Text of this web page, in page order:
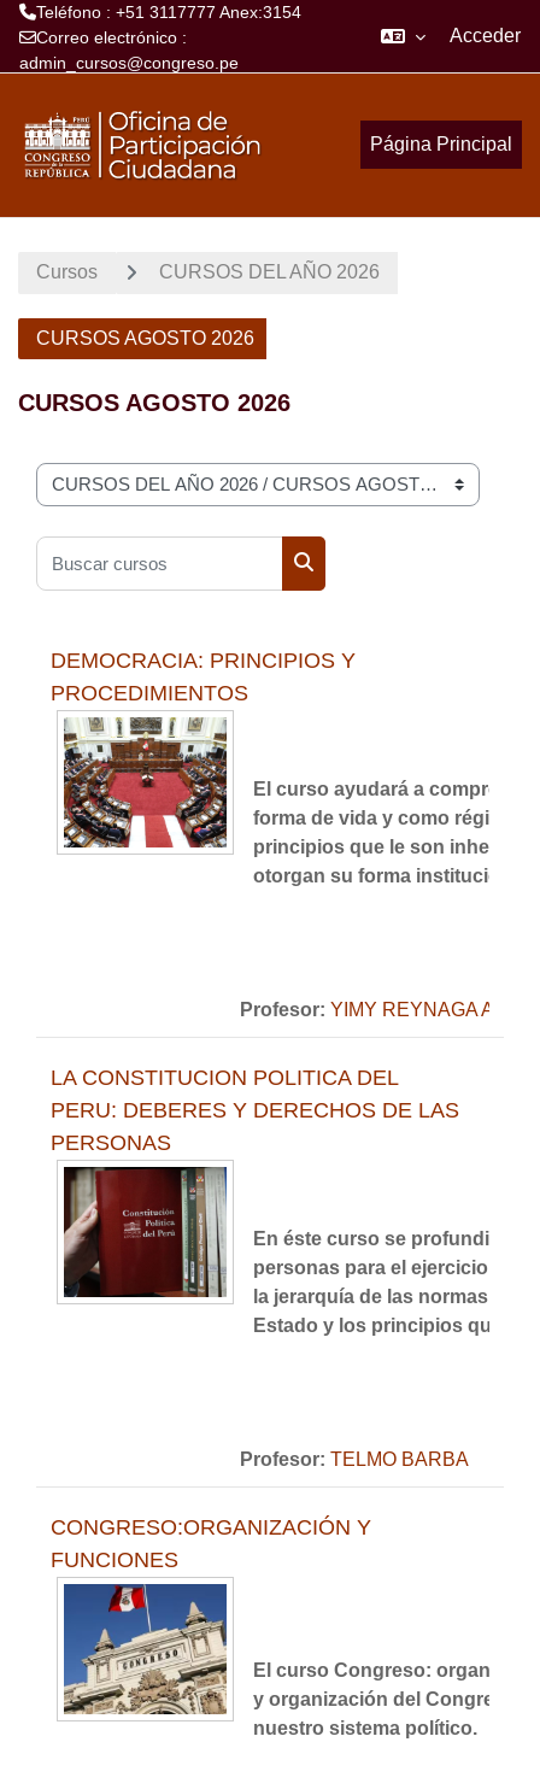
Teléfono : +51 3117777 Anex:3154
Correo electrónico :
admin_cursos@congreso.pe
Acceder
Página Principal
Cursos CURSOS DEL AÑO 2026
CURSOS AGOSTO 2026
CURSOS AGOSTO 2026
Categorías
Buscar cursos
Buscar cursos
DEMOCRACIA: PRINCIPIOS Y
PROCEDIMIENTOS
El curso ayudará a
forma de vida y como
principios que le son
otorgan su forma institucional.
Profesor: YIMY REYNAGA
LA CONSTITUCION POLITICA DEL
PERU: DEBERES Y DERECHOS DE LAS
PERSONAS
En éste curso se profundiza
personas para el ejercicio de
la jerarquía de las normas, así
Estado y los principios que
Profesor: TELMO BARBA
CONGRESO:ORGANIZACIÓN Y
FUNCIONES
El curso Congreso:
y organización del Congreso
nuestro sistema político.